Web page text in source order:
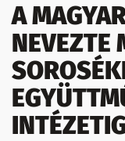
A
NEVEZTE